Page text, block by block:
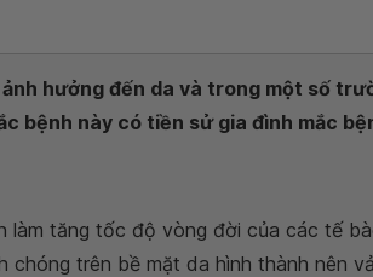
hưởng đến da và trong một số
bệnh này có tiền sử gia đình mắc
làm tăng tốc độ vòng đời của các tế
trên bề mặt da hình thành nên